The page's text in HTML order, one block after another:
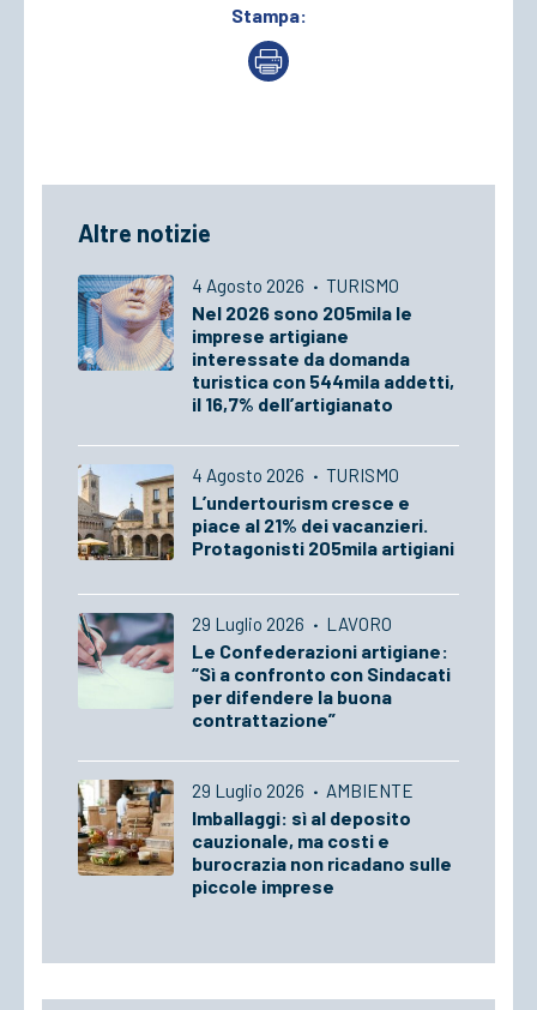
Stampa:
Altre notizie
4 Agosto 2026 · TURISMO
Nel 2026 sono 205mila le
imprese artigiane
interessate da domanda
turistica con 544mila addetti,
il 16,7% dell’artigianato
4 Agosto 2026 · TURISMO
L’undertourism cresce e
piace al 21% dei vacanzieri.
Protagonisti 205mila artigiani
29 Luglio 2026 · LAVORO
Le Confederazioni artigiane:
“Sì a confronto con Sindacati
per difendere la buona
contrattazione”
29 Luglio 2026 · AMBIENTE
Imballaggi: sì al deposito
cauzionale, ma costi e
burocrazia non ricadano sulle
piccole imprese